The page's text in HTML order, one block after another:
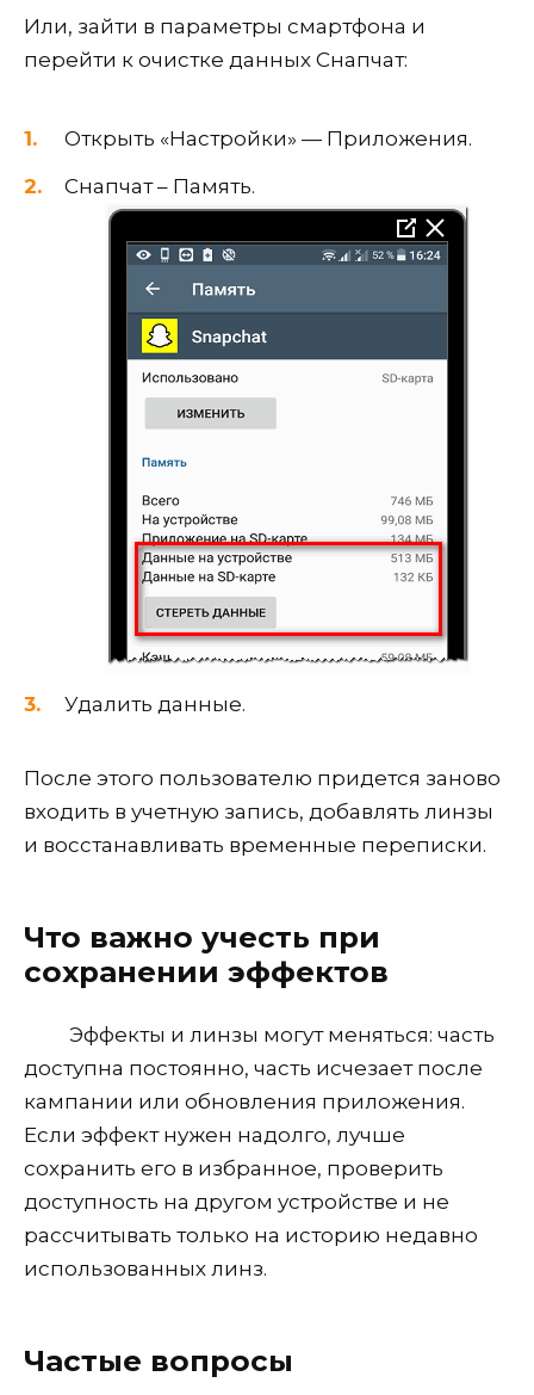
Или, зайти в параметры смартфона и
перейти к очистке данных Снапчат:
Открыть «Настройки» — Приложения.
Снапчат – Память.
Удалить данные.
После этого пользователю придется заново
входить в учетную запись, добавлять линзы
и восстанавливать временные переписки.
Что важно учесть при
сохранении эффектов
Эффекты и линзы могут меняться: часть
доступна постоянно, часть исчезает после
кампании или обновления приложения.
Если эффект нужен надолго, лучше
сохранить его в избранное, проверить
доступность на другом устройстве и не
рассчитывать только на историю недавно
использованных линз.
Частые вопросы